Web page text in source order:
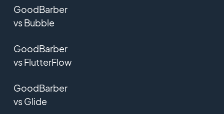
GoodBarber
vs Bubble
GoodBarber
vs FlutterFlow
GoodBarber
vs Glide